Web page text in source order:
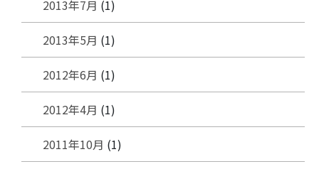
2013年7月 (1)
2013年5月 (1)
2012年6月 (1)
2012年4月 (1)
2011年10月 (1)